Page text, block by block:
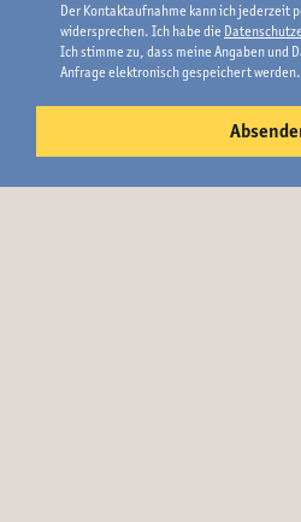
Der Kontaktaufnahme kann ich jederzeit
widersprechen. Ich habe die
Ich stimme zu, dass meine Angaben und
Anfrage elektronisch gespeichert werden.